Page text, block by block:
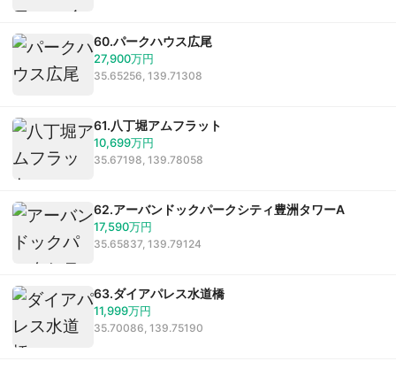
60.パークハウス広尾
27,900万円
35.65256, 139.71308
61.八丁堀アムフラット
10,699万円
35.67198, 139.78058
62.アーバンドックパークシティ豊洲タワーA
17,590万円
35.65837, 139.79124
63.ダイアパレス水道橋
11,999万円
35.70086, 139.75190
Quality